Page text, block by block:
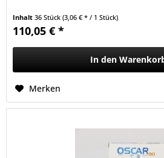
Inhalt36 Stück(3,06 € * / 1 Stück)
110,05 € *
In den
Merken